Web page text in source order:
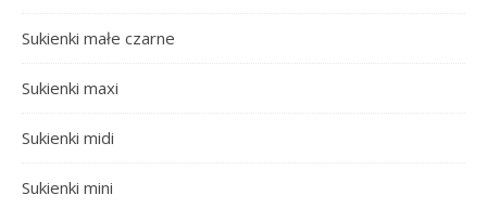
Sukienki małe czarne
Sukienki maxi
Sukienki midi
Sukienki mini